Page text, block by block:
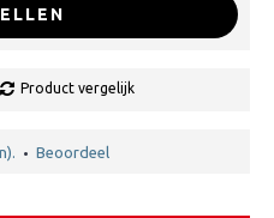
Product vergelijk
• Beoordeel